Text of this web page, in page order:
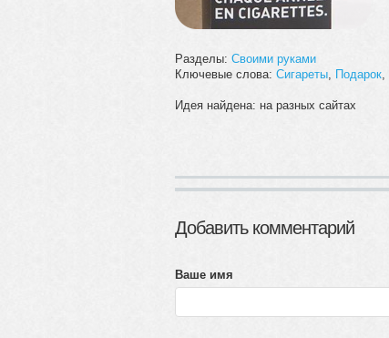
Разделы: Своими руками
Ключевые слова: Сигареты Подарок
Идея найдена: на разных сайтах
Добавить комментарий
Ваше имя